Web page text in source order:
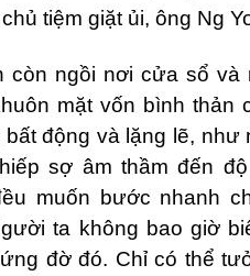
tiệm giặt ủi, ông Ng
còn ngồi nơi cửa sổ và
mặt vốn bình thản
động và lặng lẽ, như
sợ âm thầm đến
muốn bước nhanh
ta không bao giờ
đờ đó. Chỉ có thể